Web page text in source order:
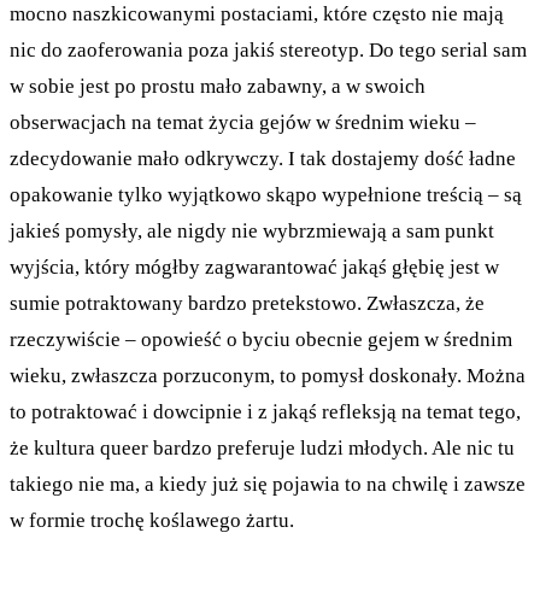
mocno naszkicowanymi postaciami, które często nie mają
nic do zaoferowania poza jakiś stereotyp. Do tego serial sam
w sobie jest po prostu mało zabawny, a w swoich
obserwacjach na temat życia gejów w średnim wieku –
zdecydowanie mało odkrywczy. I tak dostajemy dość ładne
opakowanie tylko wyjątkowo skąpo wypełnione treścią – są
jakieś pomysły, ale nigdy nie wybrzmiewają a sam punkt
wyjścia, który mógłby zagwarantować jakąś głębię jest w
sumie potraktowany bardzo pretekstowo. Zwłaszcza, że
rzeczywiście – opowieść o byciu obecnie gejem w średnim
wieku, zwłaszcza porzuconym, to pomysł doskonały. Można
to potraktować i dowcipnie i z jakąś refleksją na temat tego,
że kultura queer bardzo preferuje ludzi młodych. Ale nic tu
takiego nie ma, a kiedy już się pojawia to na chwilę i zawsze
w formie trochę koślawego żartu.